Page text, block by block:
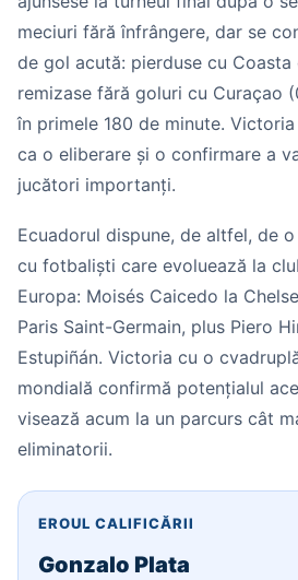
meciuri fără înfrângere, dar se
de gol acută: pierduse cu Coasta
remizase fără goluri cu Curaçao
în primele 180 de minute.
ca o eliberare și o confirmare a
jucători importanți.
Ecuadorul dispune, de altfel, de
cu fotbaliști care evoluează la
Europa: Moisés Caicedo la
Paris Saint-Germain, plus Piero
Estupiñán. Victoria cu o
mondială confirmă potențialul
visează acum la un parcurs cât
eliminatorii.
EROUL CALIFICĂRII
Gonzalo Plata